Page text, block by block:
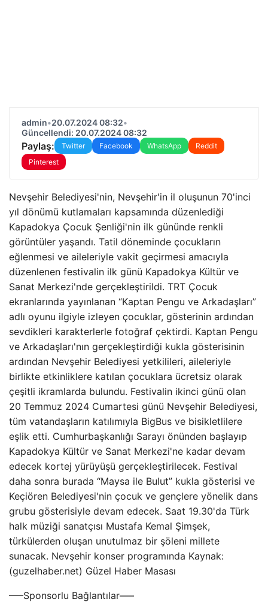
admin•20.07.2024 08:32•
Güncellendi: 20.07.2024 08:32
Paylaş: Twitter Facebook WhatsApp
Reddit
Pinterest
Nevşehir Belediyesi'nin, Nevşehir'in il oluşunun 70'inci
yıl dönümü kutlamaları kapsamında düzenlediği
Kapadokya Çocuk Şenliği'nin ilk gününde renkli
görüntüler yaşandı. Tatil döneminde çocukların
eğlenmesi ve aileleriyle vakit geçirmesi amacıyla
düzenlenen festivalin ilk günü Kapadokya Kültür ve
Sanat Merkezi'nde gerçekleştirildi. TRT Çocuk
ekranlarında yayınlanan “Kaptan Pengu ve Arkadaşları”
adlı oyunu ilgiyle izleyen çocuklar, gösterinin ardından
sevdikleri karakterlerle fotoğraf çektirdi. Kaptan Pengu
ve Arkadaşları'nın gerçekleştirdiği kukla gösterisinin
ardından Nevşehir Belediyesi yetkilileri, aileleriyle
birlikte etkinliklere katılan çocuklara ücretsiz olarak
çeşitli ikramlarda bulundu. Festivalin ikinci günü olan
20 Temmuz 2024 Cumartesi günü Nevşehir Belediyesi,
tüm vatandaşların katılımıyla BigBus ve bisikletlilere
eşlik etti. Cumhurbaşkanlığı Sarayı önünden başlayıp
Kapadokya Kültür ve Sanat Merkezi'ne kadar devam
edecek kortej yürüyüşü gerçekleştirilecek. Festival
daha sonra burada “Maysa ile Bulut” kukla gösterisi ve
Keçiören Belediyesi'nin çocuk ve gençlere yönelik dans
grubu gösterisiyle devam edecek. Saat 19.30'da Türk
halk müziği sanatçısı Mustafa Kemal Şimşek,
türkülerden oluşan unutulmaz bir şöleni millete
sunacak. Nevşehir konser programında Kaynak:
(guzelhaber.net) Güzel Haber Masası
—–Sponsorlu Bağlantılar—–